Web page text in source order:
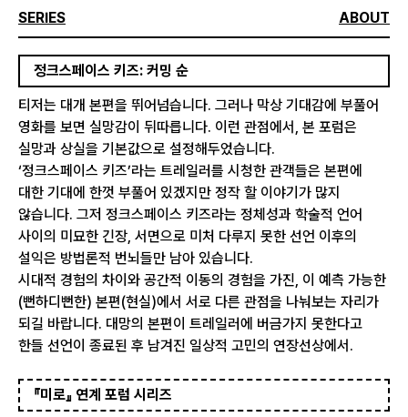
SERIES ABOUT
정크스페이스 키즈: 커밍 순
티저는 대개 본편을 뛰어넘습니다. 그러나 막상 기대감에 부풀어
영화를 보면 실망감이 뒤따릅니다. 이런 관점에서, 본 포럼은
실망과 상실을 기본값으로 설정해두었습니다.
‘정크스페이스 키즈’라는 트레일러를 시청한 관객들은 본편에
대한 기대에 한껏 부풀어 있겠지만 정작 할 이야기가 많지
않습니다. 그저 정크스페이스 키즈라는 정체성과 학술적 언어
사이의 미묘한 긴장, 서면으로 미처 다루지 못한 선언 이후의
설익은 방법론적 번뇌들만 남아 있습니다.
시대적 경험의 차이와 공간적 이동의 경험을 가진, 이 예측 가능한
(뻔하디뻔한) 본편(현실)에서 서로 다른 관점을 나눠보는 자리가
되길 바랍니다. 대망의 본편이 트레일러에 버금가지 못한다고
한들 선언이 종료된 후 남겨진 일상적 고민의 연장선상에서.
『미로』 연계 포럼 시리즈